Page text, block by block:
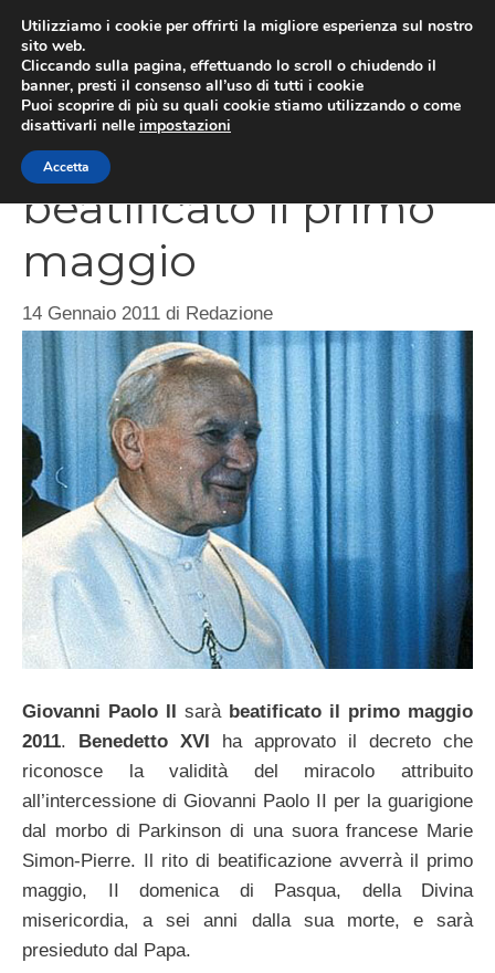
contenuto
Wojtyla sarà
beatificato il primo
maggio
14 Gennaio 2011 di Redazione
Giovanni Paolo II sarà beatificato il primo maggio
2011. Benedetto XVI
ha approvato il decreto che
riconosce la validità del miracolo attribuito
all’intercessione di Giovanni Paolo II per la guarigione
dal morbo di Parkinson di una suora francese Marie
Simon-Pierre. Il rito di beatificazione avverrà il primo
maggio, II domenica di Pasqua, della Divina
misericordia, a sei anni dalla sua morte, e sarà
presieduto dal Papa.
Utilizziamo i cookie per offrirti la migliore esperienza sul nostro
sito web.
Cliccando sulla pagina, effettuando lo scroll o chiudendo il
banner, presti il consenso all’uso di tutti i cookie
Puoi scoprire di più su quali cookie stiamo utilizzando o come
disattivarli nelle impostazioni
Accetta